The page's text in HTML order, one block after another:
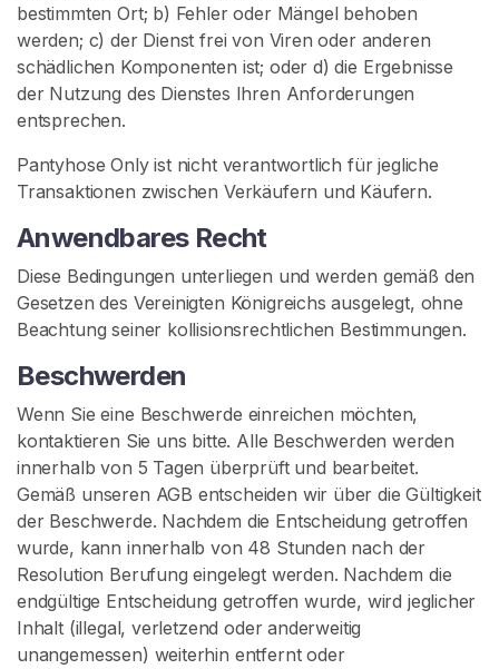
bestimmten Ort; b) Fehler oder Mängel behoben
werden; c) der Dienst frei von Viren oder anderen
schädlichen Komponenten ist; oder d) die Ergebnisse
der Nutzung des Dienstes Ihren Anforderungen
entsprechen.
Pantyhose Only ist nicht verantwortlich für jegliche
Transaktionen zwischen Verkäufern und Käufern.
Anwendbares Recht
Diese Bedingungen unterliegen und werden gemäß den
Gesetzen des Vereinigten Königreichs ausgelegt, ohne
Beachtung seiner kollisionsrechtlichen Bestimmungen.
Beschwerden
Wenn Sie eine Beschwerde einreichen möchten,
kontaktieren Sie uns bitte. Alle Beschwerden werden
innerhalb von 5 Tagen überprüft und bearbeitet.
Gemäß unseren AGB entscheiden wir über die Gültigkeit
der Beschwerde. Nachdem die Entscheidung getroffen
wurde, kann innerhalb von 48 Stunden nach der
Resolution Berufung eingelegt werden. Nachdem die
endgültige Entscheidung getroffen wurde, wird jeglicher
Inhalt (illegal, verletzend oder anderweitig
unangemessen) weiterhin entfernt oder